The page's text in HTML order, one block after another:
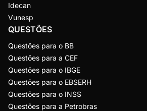
Idecan
Vunesp
QUESTÕES
Questões para o BB
Questões para a CEF
Questões para o IBGE
Questões para o EBSERH
Questões para o INSS
Questões para a Petrobras